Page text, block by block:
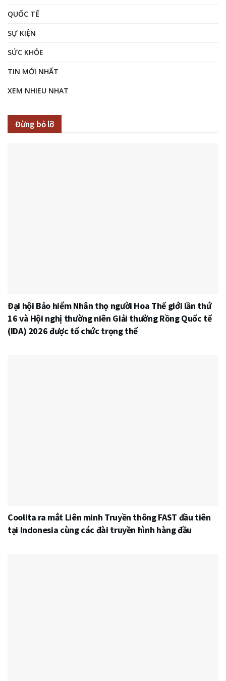
QUỐC TẾ
SỰ KIỆN
SỨC KHỎE
TIN MỚI NHẤT
XEM NHIEU NHAT
Đừng bỏ lỡ
Đại hội Bảo hiểm Nhân thọ người Hoa Thế giới lần thứ
16 và Hội nghị thường niên Giải thưởng Rồng Quốc tế
(IDA) 2026 được tổ chức trọng thể
Coolita ra mắt Liên minh Truyền thông FAST đầu tiên
tại Indonesia cùng các đài truyền hình hàng đầu